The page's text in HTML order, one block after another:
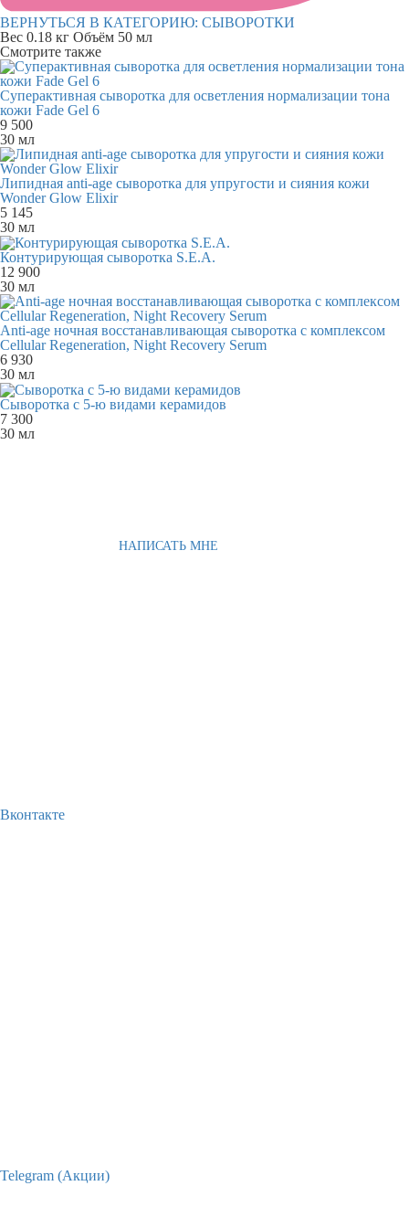
ВЕРНУТЬСЯ В КАТЕГОРИЮ: СЫВОРОТКИ
Вес 0.18 кг Объём 50 мл
Смотрите также
Суперактивная сыворотка для осветления нормализации тона
кожи Fade Gel 6
9 500
30 мл
Липидная anti-age сыворотка для упругости и сияния кожи
Wonder Glow Elixir
5 145
30 мл
Контурирующая сыворотка S.E.A.
12 900
30 мл
Anti-age ночная восстанавливающая сыворотка с комплексом
Cellular Regeneration, Night Recovery Serum
6 930
30 мл
Сыворотка с 5-ю видами керамидов
7 300
30 мл
НАПИСАТЬ МНЕ
Вконтакте
Telegram (Акции)